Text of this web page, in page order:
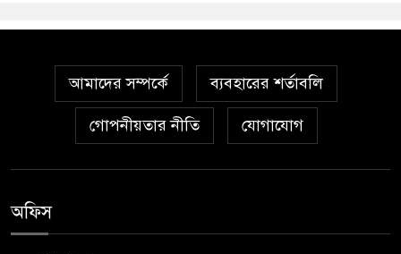
আমাদের সম্পর্কে ব্যবহারের শর্তাবলি
গোপনীয়তার নীতি যোগাযোগ
অফিস